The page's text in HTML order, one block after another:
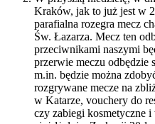
Kraków, jak to już jest w
parafialna rozegra mecz
Św. Łazarza. Mecz ten
przeciwnikami naszymi
przerwie meczu odbędzie
m.in. będzie można
rozgrywane mecze na
w Katarze, vouchery do
czy zabiegi kosmetyczne